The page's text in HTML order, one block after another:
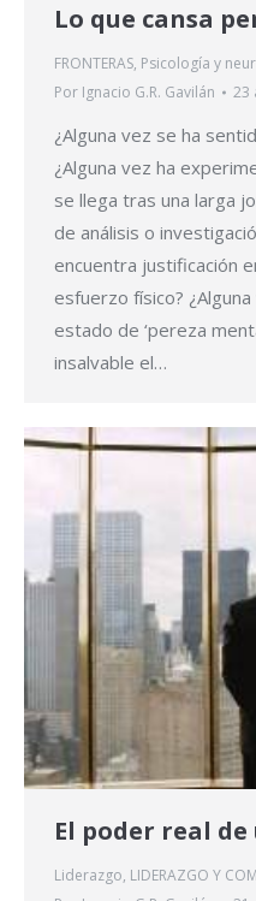
Lo que cansa
FRONTERAS, Psicología y
Por Ignacio G.R. Gavilán 23
¿Alguna vez se ha
¿Alguna vez ha
se llega tras una larga
de análisis o
encuentra justificación
esfuerzo físico?
estado de ‘pereza
insalvable el…
El poder real de
Liderazgo, LIDERAZGO Y